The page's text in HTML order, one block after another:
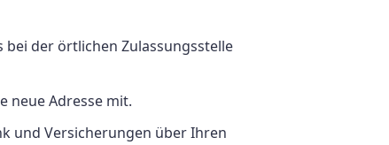
bei der örtlichen Zulassungsstelle
neue Adresse mit.
und Versicherungen über Ihren